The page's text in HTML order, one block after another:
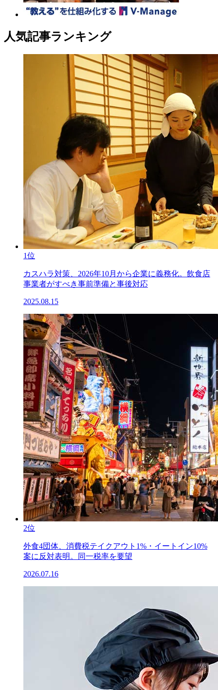
人気記事ランキング
1位
カスハラ対策、2026年10月から企業に義務化。飲食店
事業者がすべき事前準備と事後対応
2025.08.15
2位
外食4団体、消費税テイクアウト1%・イートイン10%
案に反対表明。同一税率を要望
2026.07.16